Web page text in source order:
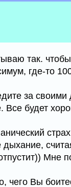
так.
где-то
за
Все будет
Мне
чего Вы